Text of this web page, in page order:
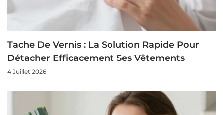
Tache De Vernis : La Solution Rapide Pour
Détacher Efficacement Ses Vêtements
4 Juillet 2026